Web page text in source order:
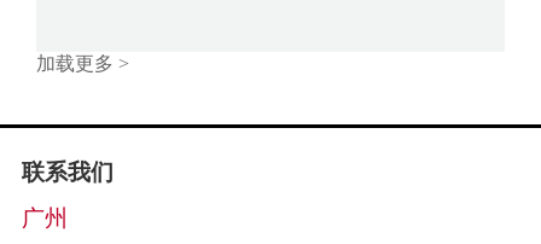
加载更多 >
联系我们
广州